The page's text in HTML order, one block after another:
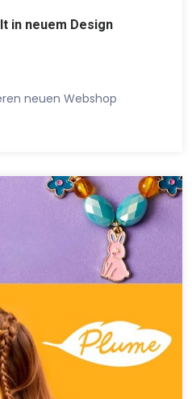
in neuem Design
neuen Webshop